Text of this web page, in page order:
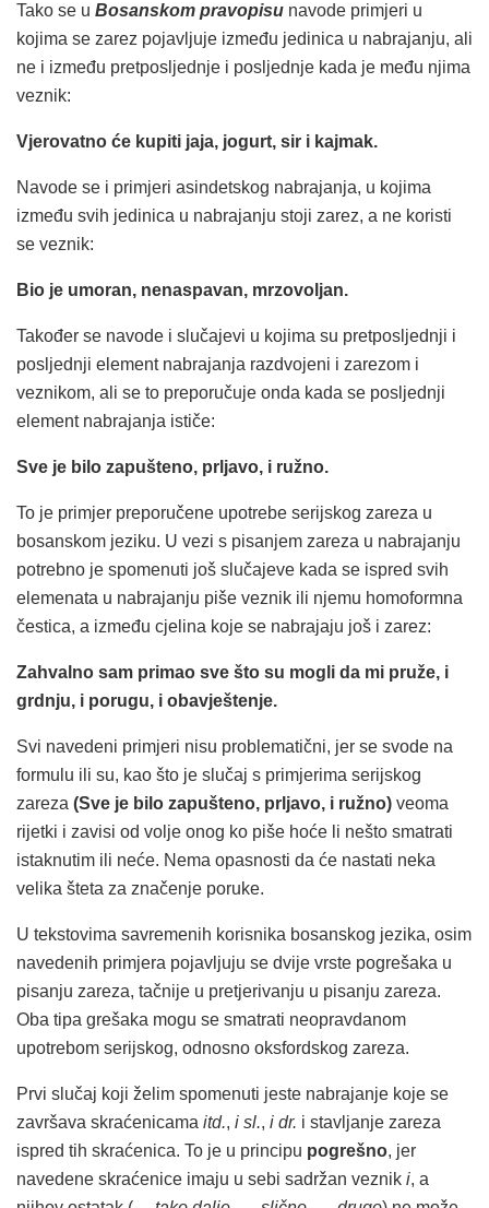
Tako se u Bosanskom pravopisu navode primjeri u
kojima se zarez pojavljuje između jedinica u nabrajanju, ali
ne i između pretposljednje i posljednje kada je među njima
veznik:
Vjerovatno će kupiti jaja, jogurt, sir i kajmak.
Navode se i primjeri asindetskog nabrajanja, u kojima
između svih jedinica u nabrajanju stoji zarez, a ne koristi
se veznik:
Bio je umoran, nenaspavan, mrzovoljan.
Također se navode i slučajevi u kojima su pretposljednji i
posljednji element nabrajanja razdvojeni i zarezom i
veznikom, ali se to preporučuje onda kada se posljednji
element nabrajanja ističe:
Sve je bilo zapušteno, prljavo, i ružno.
To je primjer preporučene upotrebe serijskog zareza u
bosanskom jeziku. U vezi s pisanjem zareza u nabrajanju
potrebno je spomenuti još slučajeve kada se ispred svih
elemenata u nabrajanju piše veznik ili njemu homoformna
čestica, a između cjelina koje se nabrajaju još i zarez:
Zahvalno sam primao sve što su mogli da mi pruže, i
grdnju, i porugu, i obavještenje.
Svi navedeni primjeri nisu problematični, jer se svode na
formulu ili su, kao što je slučaj s primjerima serijskog
zareza (Sve je bilo zapušteno, prljavo, i ružno) veoma
rijetki i zavisi od volje onog ko piše hoće li nešto smatrati
istaknutim ili neće. Nema opasnosti da će nastati neka
velika šteta za značenje poruke.
U tekstovima savremenih korisnika bosanskog jezika, osim
navedenih primjera pojavljuju se dvije vrste pogrešaka u
pisanju zareza, tačnije u pretjerivanju u pisanju zareza.
Oba tipa grešaka mogu se smatrati neopravdanom
upotrebom serijskog, odnosno oksfordskog zareza.
Prvi slučaj koji želim spomenuti jeste nabrajanje koje se
završava skraćenicama itd., i sl., i dr. i stavljanje zareza
ispred tih skraćenica. To je u principu pogrešno, jer
navedene skraćenice imaju u sebi sadržan veznik i, a